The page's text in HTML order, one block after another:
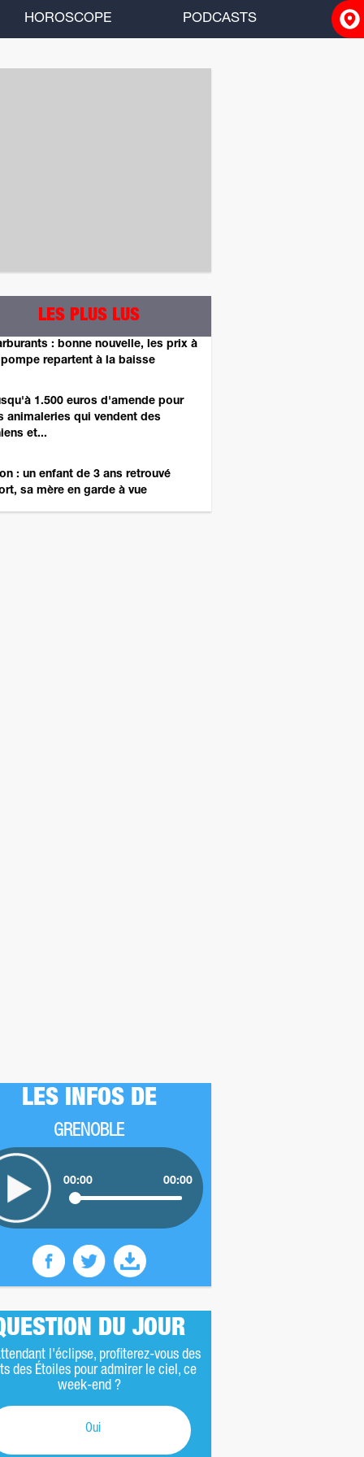
HOROSCOPE PODCASTS
LES PLUS LUS
: bonne nouvelle, les prix à
repartent à la baisse
1.500 euros d'amende pour
animaleries qui vendent des
et...
: un enfant de 3 ans retrouvé
sa mère en garde à vue
LES INFOS DE
GRENOBLE
00:00 00:00
DU JOUR
l'éclipse, profiterez-vous des
des Étoiles pour admirer le ciel, ce
week-end ?
Oui